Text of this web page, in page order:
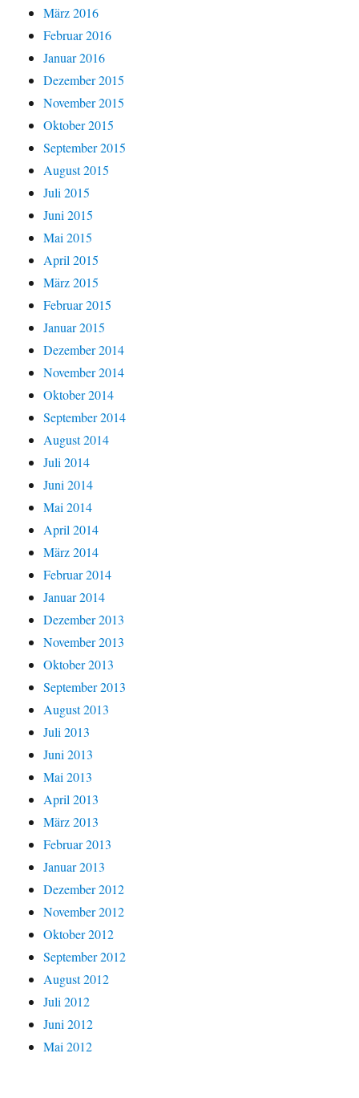
März 2016
Februar 2016
Januar 2016
Dezember 2015
November 2015
Oktober 2015
September 2015
August 2015
Juli 2015
Juni 2015
Mai 2015
April 2015
März 2015
Februar 2015
Januar 2015
Dezember 2014
November 2014
Oktober 2014
September 2014
August 2014
Juli 2014
Juni 2014
Mai 2014
April 2014
März 2014
Februar 2014
Januar 2014
Dezember 2013
November 2013
Oktober 2013
September 2013
August 2013
Juli 2013
Juni 2013
Mai 2013
April 2013
März 2013
Februar 2013
Januar 2013
Dezember 2012
November 2012
Oktober 2012
September 2012
August 2012
Juli 2012
Juni 2012
Mai 2012